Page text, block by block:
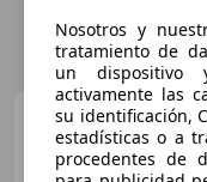
Nosotros y
tratamiento de
un dispositivo
activamente las
su identificación,
estadísticas o a
procedentes de